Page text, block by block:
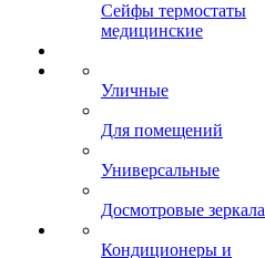
Сейфы термостаты
медицинские
Уличные
Для помещений
Универсальные
Досмотровые зеркала
Кондиционеры и